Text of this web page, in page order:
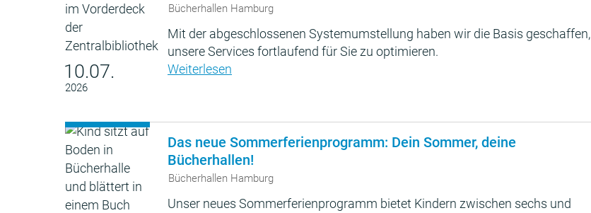
10.07.
2026
Bücherhallen Hamburg
Mit der abgeschlossenen Systemumstellung haben wir die Basis geschaffen,
unsere Services fortlaufend für Sie zu optimieren.
Weiterlesen
Das neue Sommerferienprogramm: Dein Sommer, deine
Bücherhallen!
Bücherhallen Hamburg
Unser neues Sommerferienprogramm bietet Kindern zwischen sechs und